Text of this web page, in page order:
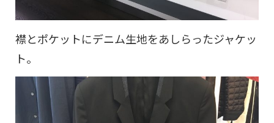
襟とポケットにデニム生地をあしらったジャケッ
ト。